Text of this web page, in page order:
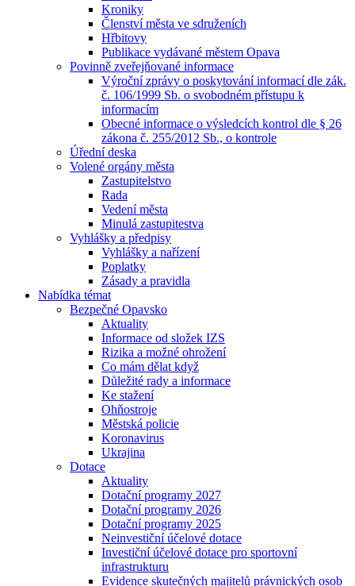
Kroniky
Členství města ve sdruženích
Hřbitovy
Publikace vydávané městem Opava
Povinně zveřejňované informace
Výroční zprávy o poskytování informací dle zák.
č. 106/1999 Sb. o svobodném přístupu k
informacím
Obecné informace o výsledcích kontrol dle § 26
zákona č. 255/2012 Sb., o kontrole
Úřední deska
Volené orgány města
Zastupitelstvo
Rada
Vedení města
Minulá zastupitestva
Vyhlášky a předpisy
Vyhlášky a nařízení
Poplatky
Zásady a pravidla
Nabídka témat
Bezpečné Opavsko
Aktuality
Informace od složek IZS
Rizika a možné ohrožení
Co mám dělat když
Důležité rady a informace
Ke stažení
Ohňostroje
Městská policie
Koronavirus
Ukrajina
Dotace
Aktuality
Dotační programy 2027
Dotační programy 2026
Dotační programy 2025
Neinvestiční účelové dotace
Investiční účelové dotace pro sportovní
infrastrukturu
Evidence skutečných majitelů právnických osob